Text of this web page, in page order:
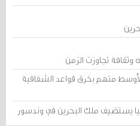
وثقافة تجاوزت الزمن
متهم بخرق قواعد الشفافية
يستضيف ملك البحرين في وندسور